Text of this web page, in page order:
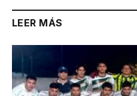
LEER MÁS